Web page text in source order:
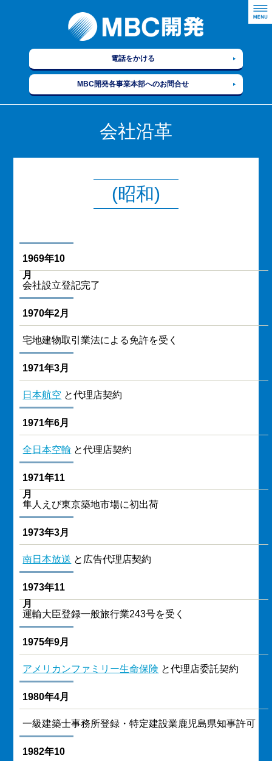
電話をかける
MBC開発各事業本部へのお問合せ
会社沿革
(昭和)
1969年10
月
会社設立登記完了
1970年2月
宅地建物取引業法による免許を受く
1971年3月
日本航空 と代理店契約
1971年6月
全日本空輸 と代理店契約
1971年11
月
隼人えび東京築地市場に初出荷
1973年3月
南日本放送 と広告代理店契約
1973年11
月
運輸大臣登録一般旅行業243号を受く
1975年9月
アメリカンファミリー生命保険 と代理店委託契約
1980年4月
一級建築士事務所登録・特定建設業鹿児島県知事許可
1982年10